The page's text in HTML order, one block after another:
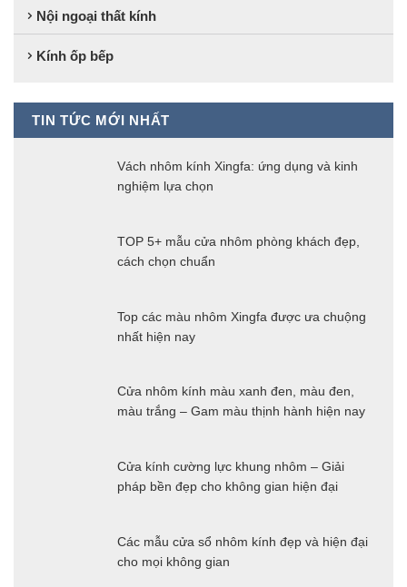
Nội ngoại thất kính
Kính ốp bếp
TIN TỨC MỚI NHẤT
Vách nhôm kính Xingfa: ứng dụng và kinh
nghiệm lựa chọn
TOP 5+ mẫu cửa nhôm phòng khách đẹp,
cách chọn chuẩn
Top các màu nhôm Xingfa được ưa chuộng
nhất hiện nay
Cửa nhôm kính màu xanh đen, màu đen,
màu trắng – Gam màu thịnh hành hiện nay
Cửa kính cường lực khung nhôm – Giải
pháp bền đẹp cho không gian hiện đại
Các mẫu cửa sổ nhôm kính đẹp và hiện đại
cho mọi không gian